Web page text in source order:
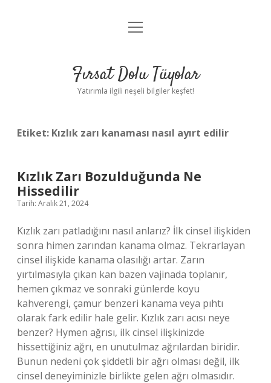
Gizlilik Politikası
Yasal Uyarı
menüyü
Fırsat Dolu Tüyolar
Yatırımla ilgili neşeli bilgiler keşfet!
Etiket: Kızlık zarı kanaması nasıl ayırt edilir
Kızlık Zarı Bozulduğunda Ne
Hissedilir
Tarih: Aralık 21, 2024
Kızlık zarı patladığını nasıl anlarız? İlk cinsel ilişkiden
sonra himen zarından kanama olmaz. Tekrarlayan
cinsel ilişkide kanama olasılığı artar. Zarın
yırtılmasıyla çıkan kan bazen vajinada toplanır,
hemen çıkmaz ve sonraki günlerde koyu
kahverengi, çamur benzeri kanama veya pıhtı
olarak fark edilir hale gelir. Kızlık zarı acısı neye
benzer? Hymen ağrısı, ilk cinsel ilişkinizde
hissettiğiniz ağrı, en unutulmaz ağrılardan biridir.
Bunun nedeni çok şiddetli bir ağrı olması değil, ilk
cinsel deneyiminizle birlikte gelen ağrı olmasıdır.